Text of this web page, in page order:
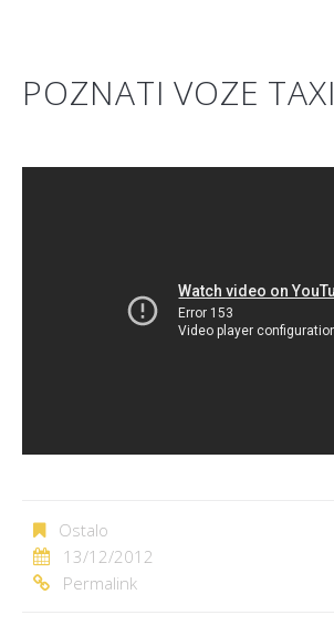
POZNATI VOZE TAXI
Ostalo
13/12/2012
Permalink